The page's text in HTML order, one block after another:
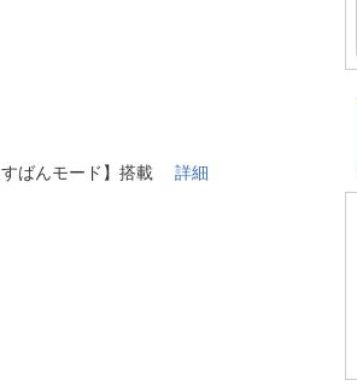
IR情報
すばんモード】搭載詳細